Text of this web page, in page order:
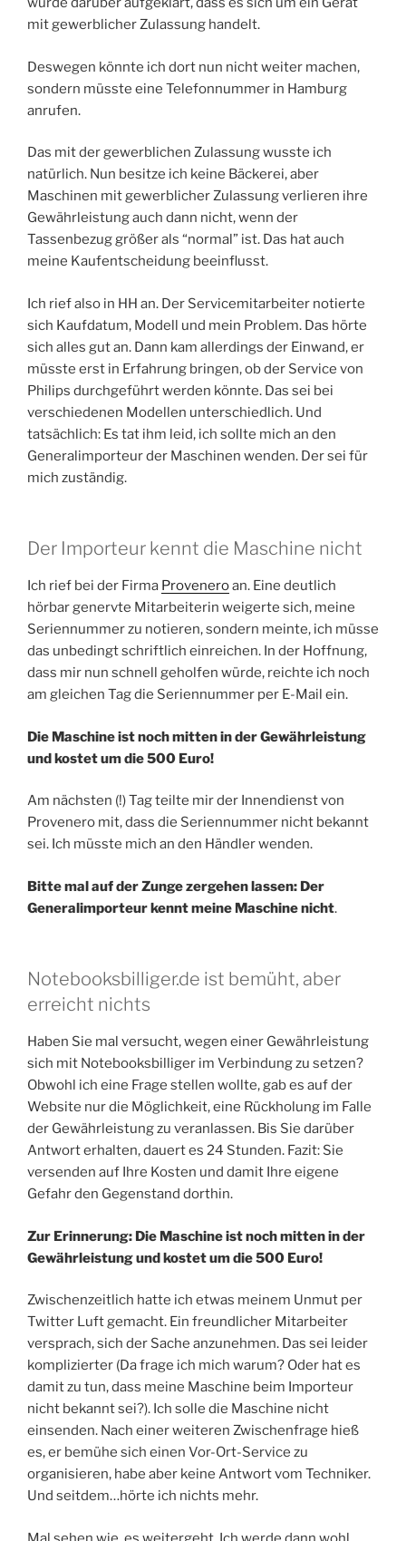
mit gewerblicher Zulassung handelt.
Deswegen könnte ich dort nun nicht weiter machen,
sondern müsste eine Telefonnummer in Hamburg
anrufen.
Das mit der gewerblichen Zulassung wusste ich
natürlich. Nun besitze ich keine Bäckerei, aber
Maschinen mit gewerblicher Zulassung verlieren ihre
Gewährleistung auch dann nicht, wenn der
Tassenbezug größer als “normal” ist. Das hat auch
meine Kaufentscheidung beeinflusst.
Ich rief also in HH an. Der Servicemitarbeiter notierte
sich Kaufdatum, Modell und mein Problem. Das hörte
sich alles gut an. Dann kam allerdings der Einwand, er
müsste erst in Erfahrung bringen, ob der Service von
Philips durchgeführt werden könnte. Das sei bei
verschiedenen Modellen unterschiedlich. Und
tatsächlich: Es tat ihm leid, ich sollte mich an den
Generalimporteur der Maschinen wenden. Der sei für
mich zuständig.
Der Importeur kennt die Maschine nicht
Ich rief bei der Firma Proveneroan. Eine deutlich
hörbar genervte Mitarbeiterin weigerte sich, meine
Seriennummer zu notieren, sondern meinte, ich müsse
das unbedingt schriftlich einreichen. In der Hoffnung,
dass mir nun schnell geholfen würde, reichte ich noch
am gleichen Tag die Seriennummer per E-Mail ein.
Die Maschine ist noch mitten in der Gewährleistung
und kostet um die 500 Euro!
Am nächsten (!) Tag teilte mir der Innendienst von
Provenero mit, dass die Seriennummer nicht bekannt
sei. Ich müsste mich an den Händler wenden.
Bitte mal auf der Zunge zergehen lassen: Der
Generalimporteur kennt meine Maschine nicht.
Notebooksbilliger.de ist bemüht, aber
erreicht nichts
Haben Sie mal versucht, wegen einer Gewährleistung
sich mit Notebooksbilliger im Verbindung zu setzen?
Obwohl ich eine Frage stellen wollte, gab es auf der
Website nur die Möglichkeit, eine Rückholung im Falle
der Gewährleistung zu veranlassen. Bis Sie darüber
Antwort erhalten, dauert es 24 Stunden. Fazit: Sie
versenden auf Ihre Kosten und damit Ihre eigene
Gefahr den Gegenstand dorthin.
Zur Erinnerung: Die Maschine ist noch mitten in der
Gewährleistung und kostet um die 500 Euro!
Zwischenzeitlich hatte ich etwas meinem Unmut per
Twitter Luft gemacht. Ein freundlicher Mitarbeiter
versprach, sich der Sache anzunehmen. Das sei leider
komplizierter (Da frage ich mich warum? Oder hat es
damit zu tun, dass meine Maschine beim Importeur
nicht bekannt sei?). Ich solle die Maschine nicht
einsenden. Nach einer weiteren Zwischenfrage hieß
es, er bemühe sich einen Vor-Ort-Service zu
organisieren, habe aber keine Antwort vom Techniker.
Und seitdem…hörte ich nichts mehr.